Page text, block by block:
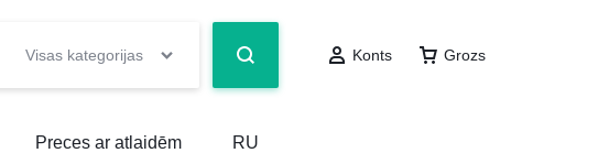
Visas kategorijas Konts Grozs
Preces ar atlaidēm RU